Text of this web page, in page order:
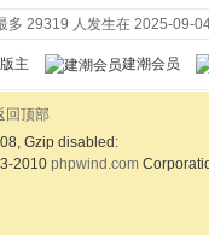
多 29319 人发生在 2025-09-
论坛版主 建
回顶部
Gzip disabled:
2010 phpwind.com